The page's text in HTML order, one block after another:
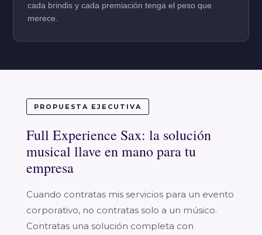
cada brindis y cada premiación tenga el peso que
merece.
PROPUESTA EJECUTIVA
Full Experience Sax: la solución
musical llave en mano para tu
empresa
Cuando contratas mis servicios para un evento
corporativo, no contratas solo a un músico.
Contratas una solución completa con